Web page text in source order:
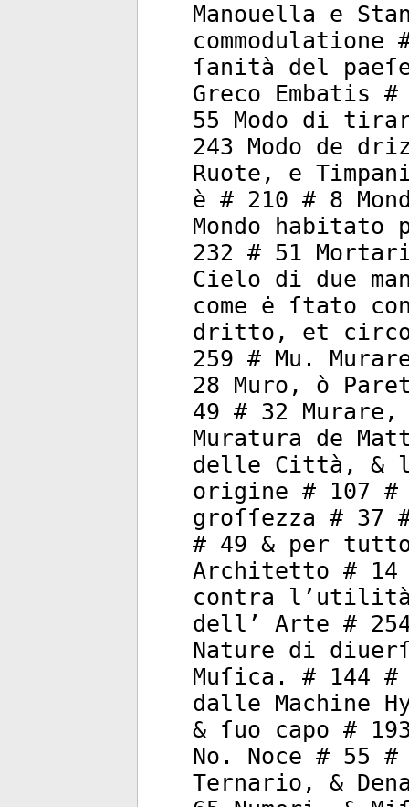
Manouella e
ſanità del
Greco Embatis
55 Modo di
243 Modo de
Ruote, e
è # 210 # 8
Mondo habitato
232 # 51
Cielo di due
come ė ſtato
dritto, et
259 # Mu.
28 Muro, ò
49 # 32
Muratura de
delle Città, &
origine # 107 #
groſſezza # 37
# 49 & per
Architetto # 14
contra
dell’ Arte #
Nature di
Muſica. # 144
dalle Machine
& ſuo capo #
No. Noce # 55 #
Ternario, &